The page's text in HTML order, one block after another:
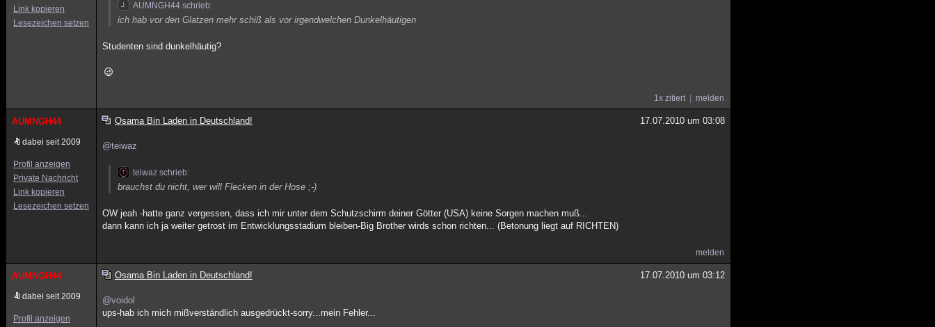
Link kopieren
Lesezeichen setzen
AUMNGH44 schrieb:
ich hab vor den Glatzen mehr schiß als vor irgendwelchen Dunkelhäutigen
Studenten sind dunkelhäutig?
1x zitiert melden
AUMNGH44
dabei seit 2009
Profil anzeigen
Private Nachricht
Link kopieren
Lesezeichen setzen
Osama Bin Laden in Deutschland! 17.07.2010 um 03:08
@teiwaz
teiwaz schrieb:
brauchst du nicht, wer will Flecken in der Hose ;-)
OW jeah -hatte ganz vergessen, dass ich mir unter dem Schutzschirm deiner Götter (USA) keine Sorgen machen muß...
dann kann ich ja weiter getrost im Entwicklungsstadium bleiben-Big Brother wirds schon richten... (Betonung liegt auf RICHTEN)
melden
AUMNGH44
dabei seit 2009
Profil anzeigen
Osama Bin Laden in Deutschland! 17.07.2010 um 03:12
@voidol
ups-hab ich mich mißverständlich ausgedrückt-sorry...mein Fehler...